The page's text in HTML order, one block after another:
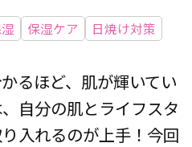
保湿ケア 日焼け対策
るほど、肌が輝いてい
自分の肌とライフスタ
入れるのが上手！今回